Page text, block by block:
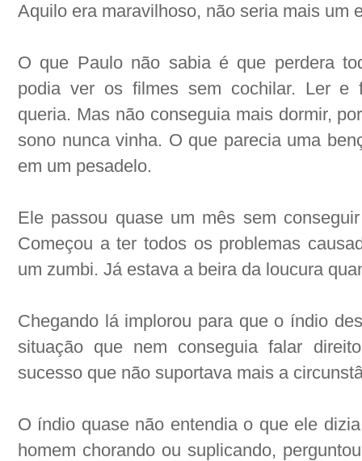
Aquilo era maravilhoso, não seria mais um
O que Paulo não sabia é que perdera
podia ver os filmes sem cochilar. Ler e
queria. Mas não conseguia mais dormir,
sono nunca vinha. O que parecia uma
em um pesadelo.
Ele passou quase um mês sem
Começou a ter todos os problemas
um zumbi. Já estava a beira da loucura
Chegando lá implorou para que o índio
situação que nem conseguia falar
sucesso que não suportava mais a
O índio quase não entendia o que ele
homem chorando ou suplicando,